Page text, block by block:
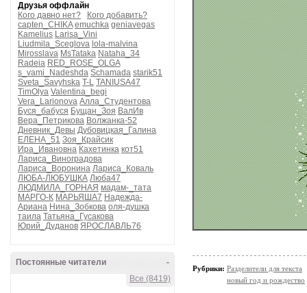
Друзья оффлайн
Кого давно нет?
Кого добавить?
capten_CHIKA emuchka geniavegas
Kamelius Larisa_Vini
Liudmila_Sceglova lola-malvina
Mirosslava MsTataka Nataha_34
Radeia RED_ROSE_OLGA
s_vami_Nadeshda Schamada starik51
Sveta_Savyhska T-L TANIUSA47
TimOlya Valentina_begi
Vera_Larionova Алла_Студентова
Буся_бабуся Бущан_Зоя ВалИв
Вера_Петрикова Волжанка-52
Дневник_Девы Дубовицкая_Галина
ЕЛЕНА_51 Зоя_Крайсик
Ира_Ивановна Кахетинка кот51
Лариса_Виноградова
Лариса_Воронина Лариса_Коваль
ЛЮБА-ЛЮБУШКА Люба47
ЛЮДМИЛА_ГОРНАЯ мадам-_тата
МАРГО-К МАРЬЯША7 Надежда-
Ариана Нина_Зобкова оля-душка
таила Татьяна_Гусакова
Юрий_Дуданов ЯРОСЛАВЛЬ76
-
Постоянные читатели
Все (8419)
Рубрики: Разделители для текста
новый год и рождество